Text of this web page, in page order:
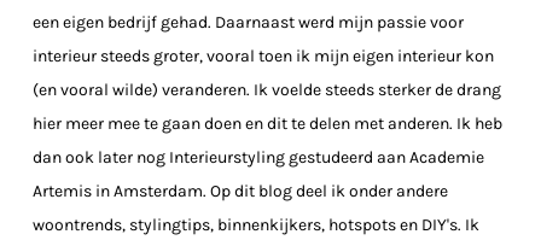
een eigen bedrijf gehad. Daarnaast werd mijn passie voor
interieur steeds groter, vooral toen ik mijn eigen interieur kon
(en vooral wilde) veranderen. Ik voelde steeds sterker de drang
hier meer mee te gaan doen en dit te delen met anderen. Ik heb
dan ook later nog Interieurstyling gestudeerd aan Academie
Artemis in Amsterdam. Op dit blog deel ik onder andere
woontrends, stylingtips, binnenkijkers, hotspots en DIY's. Ik